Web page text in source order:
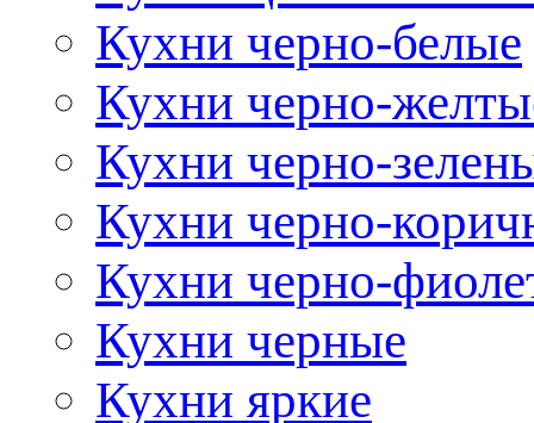
Кухни черно-белые
Кухни черно-
Кухни черно-
Кухни черно-
Кухни черно-
Кухни черные
Кухни яркие